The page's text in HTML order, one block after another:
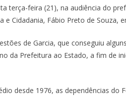
terça-feira (21), na audiência do
e Cidadania, Fábio Preto de Souza,
de Garcia, que conseguiu
da Prefeitura ao Estado, a fim de
desde 1976, as dependências do